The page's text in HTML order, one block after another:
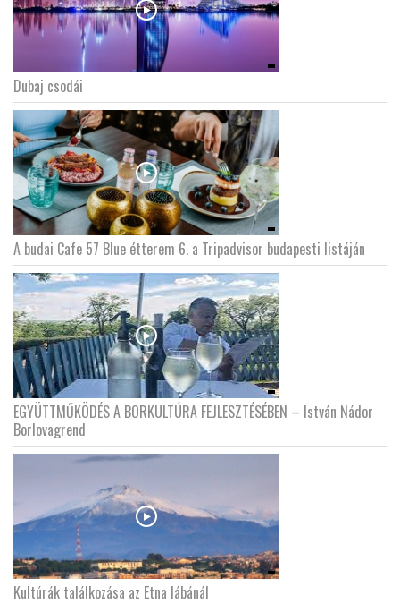
Dubaj csodái
A budai Cafe 57 Blue étterem 6. a Tripadvisor budapesti listáján
EGYÜTTMŰKÖDÉS A BORKULTÚRA FEJLESZTÉSÉBEN – István Nádor
Borlovagrend
Kultúrák találkozása az Etna lábánál